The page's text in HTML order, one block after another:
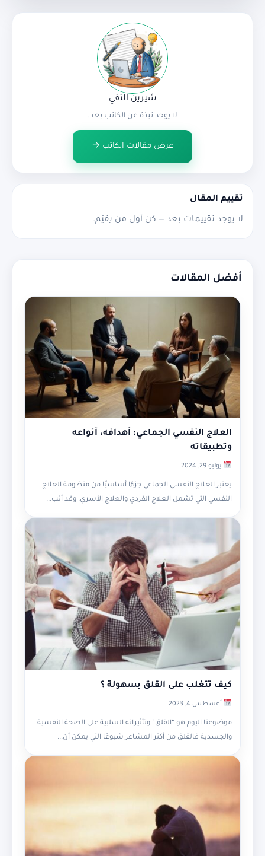
شيرين التقي
لا يوجد نبذة عن الكاتب بعد.
عرض مقالات الكاتب →
تقييم المقال
لا يوجد تقييمات بعد — كن أول من يقيّم.
أفضل المقالات
العلاج النفسي الجماعي: أهدافه، أنواعه
وتطبيقاته
يوليو 29, 2024
يعتبر العلاج النفسي الجماعي جزءًا أساسيًا من منظومة العلاج
النفسي التي تشمل العلاج الفردي والعلاج الأسري. وقد أثب...
كيف تتغلب على القلق بسهولة ؟
أغسطس 4, 2023
موضوعنا اليوم هو “القلق” وتأثيراته السلبية على الصحة النفسية
والجسدية فالقلق من أكثر المشاعر شيوعًا التي يمكن أن...